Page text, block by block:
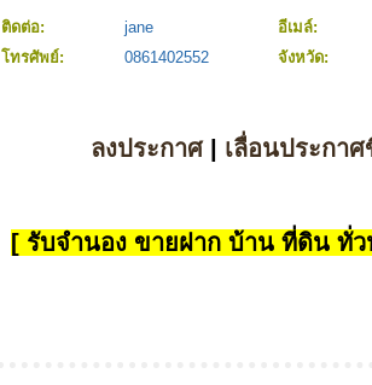
ติดต่อ: jane
อีเมล์:
โทรศัพย์:
0861402552 จังหวัด:
ลงประกาศ| เลื่อนประกา
[ รับจำนอง ขายฝาก บ้าน ที่ดิน ทั่ว